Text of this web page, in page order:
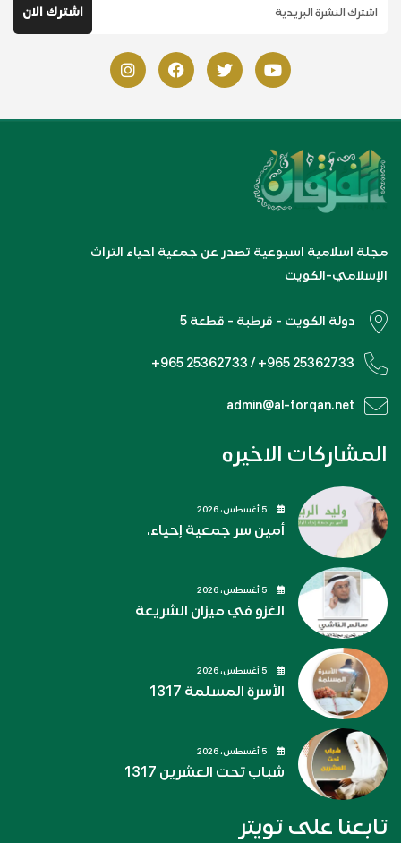
مجلة اسلامية اسبوعية تصدر عن جمعية احياء التراث
الإسلامي-الكويت
دولة الكويت - قرطبة - قطعة 5
+965 25362733 / +965 25362733
admin@al-forqan.net
المشاركات الاخيره
أمين سر جمعية إحياء.
الغزو في ميزان الشريعة
الأسرة المسلمة 1317
شباب تحت العشرين 1317
تابعنا على تويتر